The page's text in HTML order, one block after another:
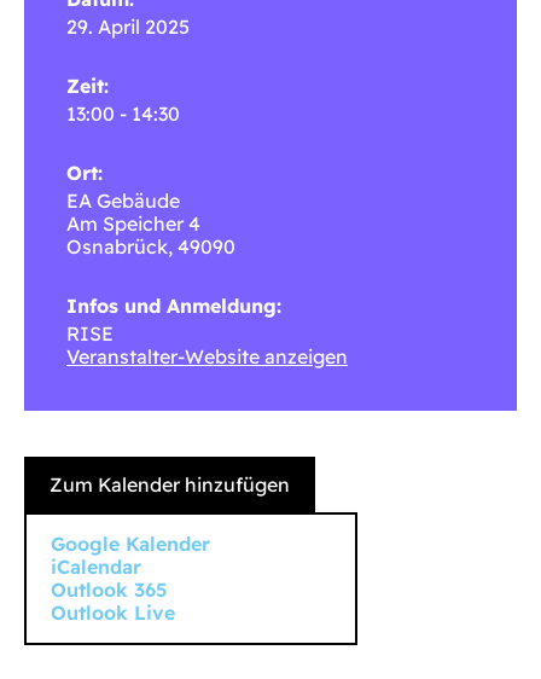
29. April 2025
Zeit:
13:00 - 14:30
Ort:
EA Gebäude
Am Speicher 4
Osnabrück, 49090
Infos und Anmeldung:
RISE
Veranstalter-Website anzeigen
Zum Kalender hinzufügen
Google Kalender
iCalendar
Outlook 365
Outlook Live